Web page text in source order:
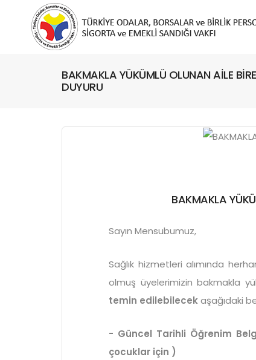
BAKMAKLA YÜKÜMLÜ OLUNAN AİLE
DUYURU
BAKMAKLA
Sayın Mensubumuz,
Sağlık hizmetleri alımında
olmuş üyelerimizin bakmakla
temin edilebilecekaşağıdaki
- Güncel Tarihli Öğrenim
çocuklar için )